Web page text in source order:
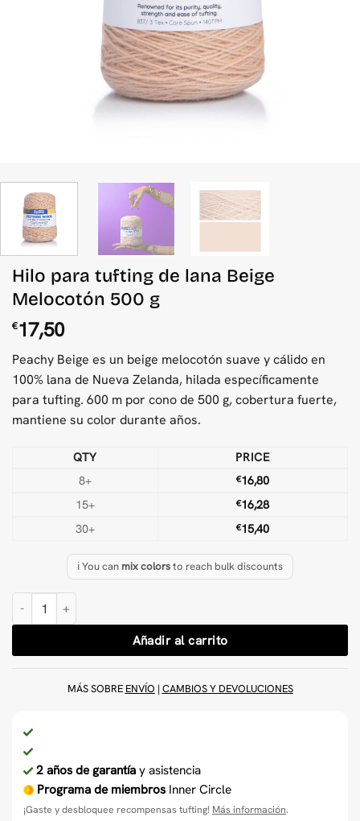
Hilo para tufting de lana Beige
Melocotón 500 g
€17,50
Peachy Beige es un beige melocotón suave y cálido en
100% lana de Nueva Zelanda, hilada específicamente
para tufting. 600 m por cono de 500 g, cobertura fuerte,
mantiene su color durante años.
QTY
PRICE
8+
€16,80
15+
€16,28
30+
€15,40
ℹ️ You can mix colorsto reach bulk discounts
Hilo para tufting de lana Beige Melocotón 500 g cantidad
Añadir al carrito
MÁS SOBRE ENVÍO | CAMBIOS Y DEVOLUCIONES
2 años de garantía y asistencia
Programa de miembros Inner Circle
¡Gaste y desbloquee recompensas tufting! Más información.